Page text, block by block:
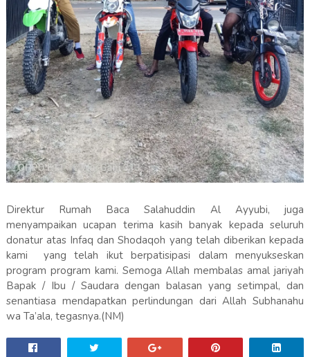
Direktur Rumah Baca Salahuddin Al Ayyubi, juga
menyampaikan ucapan terima kasih banyak kepada seluruh
donatur atas Infaq dan Shodaqoh yang telah diberikan kepada
kami yang telah ikut berpatisipasi dalam menyukseskan
program program kami. Semoga Allah membalas amal jariyah
Bapak / Ibu / Saudara dengan balasan yang setimpal, dan
senantiasa mendapatkan perlindungan dari Allah Subhanahu
wa Ta’ala, tegasnya.(NM)